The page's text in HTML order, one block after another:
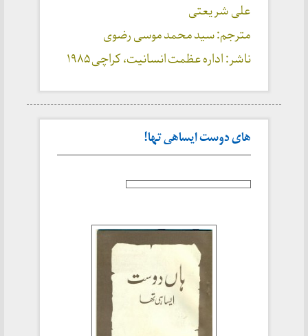
علی شریعتی
مترجم: سید محمد موسی رضوی
ناشر: اداره عظمت انسانیت، کراچی ۱۹۸۵
های دوست ایساهی تها!